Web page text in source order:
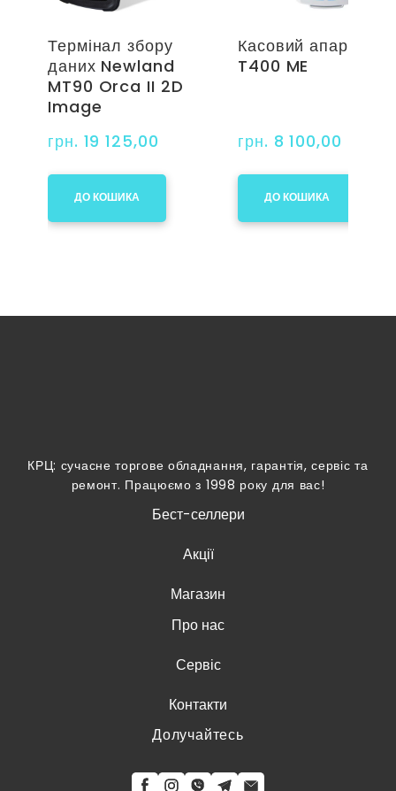
Термінал збору
даних Newland
MT90 Orca II 2D
Image
грн. 19 125,00
ДО КОШИКА
Касовий апарат
T400 ME
грн. 8 100,00
ДО КОШИКА
КРЦ: сучасне торгове обладнання, гарантія, сервіс та
ремонт. Працюємо з 1998 року для вас!
Бест-селлери
Акції
Магазин
Про нас
Сервіс
Контакти
Долучайтесь